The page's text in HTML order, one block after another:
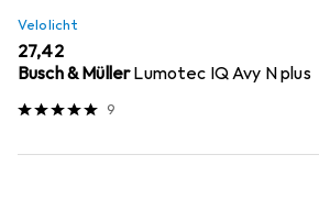
Velolicht
EUR
27,42
Busch & MüllerLumotec IQ Avy N plus
9